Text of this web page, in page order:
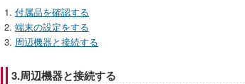
付属品を確認する
端末の設定をする
周辺機器と接続する
3.周辺機器と接続する